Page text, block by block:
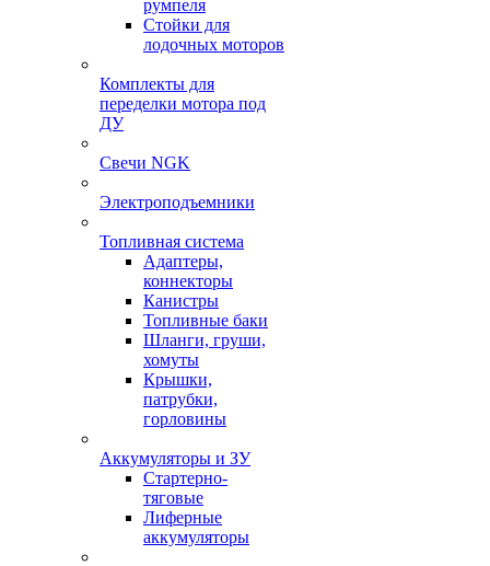
румпеля
Стойки для
лодочных моторов
Комплекты для
переделки мотора под
ДУ
Свечи NGK
Электроподъемники
Топливная система
Адаптеры,
коннекторы
Канистры
Топливные баки
Шланги, груши,
хомуты
Крышки,
патрубки,
горловины
Аккумуляторы и ЗУ
Стартерно-
тяговые
Лиферные
аккумуляторы